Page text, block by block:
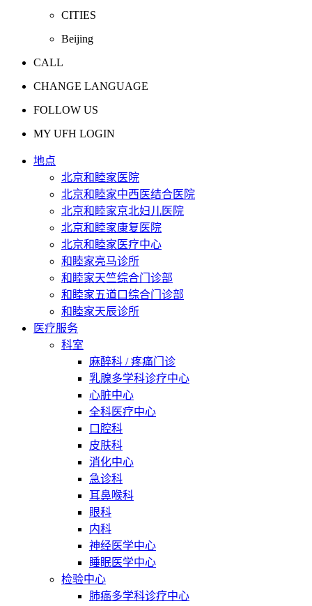
CITIES
Beijing
CALL
CHANGE LANGUAGE
FOLLOW US
MY UFH LOGIN
地点
北京和睦家医院
北京和睦家中西医结合医院
北京和睦家京北妇儿医院
北京和睦家康复医院
北京和睦家医疗中心
和睦家亮马诊所
和睦家天竺综合门诊部
和睦家五道口综合门诊部
和睦家天辰诊所
医疗服务
科室
麻醉科 / 疼痛门诊
乳腺多学科诊疗中心
心脏中心
全科医疗中心
口腔科
皮肤科
消化中心
急诊科
耳鼻喉科
眼科
内科
神经医学中心
睡眠医学中心
检验中心
肺癌多学科诊疗中心